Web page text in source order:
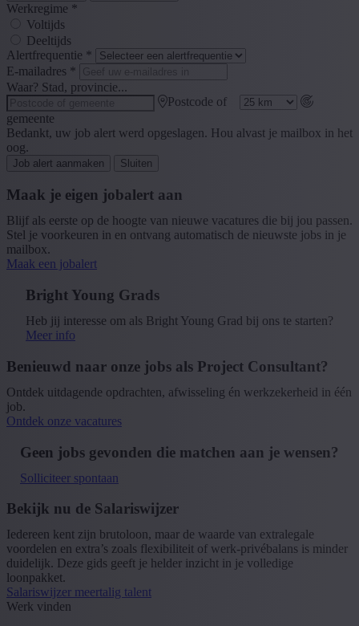
Werkregime *
Voltijds
Deeltijds
Alertfrequentie *
E-mailadres *
Waar? Stad, provincie...
Postcode of
gemeente
Bedankt, uw job alert werd opgeslagen. Hou alvast je mailbox in het
oog.
Job alert aanmaken Sluiten
Maak je eigen jobalert aan
Blijf als eerste op de hoogte van nieuwe vacatures die bij jou passen.
Stel je voorkeuren in en ontvang automatisch de nieuwste jobs in je
mailbox.
Maak een jobalert
Bright Young Grads
Heb jij interesse om als Bright Young Grad bij ons te starten?
Meer info
Benieuwd naar onze jobs als Project Consultant?
Ontdek uitdagende opdrachten, afwisseling én werkzekerheid in één
job.
Ontdek onze vacatures
Geen jobs gevonden die matchen aan je wensen?
Solliciteer spontaan
Bekijk nu de Salariswijzer
Iedereen kent zijn brutoloon, maar de waarde van extralegale
voordelen en extra’s zoals flexibiliteit of werk-privébalans is minder
duidelijk. Deze gids geeft je helder inzicht in je volledige
loonpakket.
Salariswijzer meertalig talent
Werk vinden